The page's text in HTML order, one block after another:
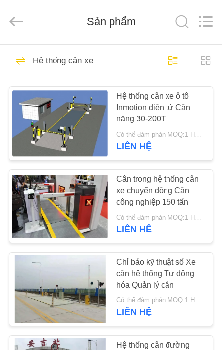
NHÀ
CÁC
SẢN
PHẨM
CHÚNG
TÔI
THAM
QUAN
NHÀ
MÁY
KIỂM
SOÁT
CHẤT
LƯỢNG
CO.,LTD.
Cân nặng
Cân xe tải
49
Cân nặng di động
28
Sản phẩm
Hệ thống cân xe
Hệ thống cân xe ô tô
Inmotion điện tử Cân
nặng 30-200T
Có thể đàm phán MOQ:1 HỆ THỐNG
LIÊN HỆ
Cân trong hệ thống cân
xe chuyển động Cân
công nghiệp 150 tấn
Có thể đàm phán MOQ:1 HỆ THỐNG
LIÊN HỆ
Chỉ báo kỹ thuật số Xe
cân hệ thống Tự động
hóa Quản lý cân
Có thể đàm phán MOQ:1 HỆ THỐNG
LIÊN HỆ
Hệ thống cân đường